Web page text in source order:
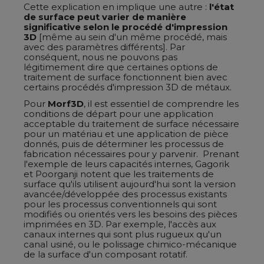
Cette explication en implique une autre : l'état
de surface peut varier de manière
significative selon le procédé d'impression
3D [même au sein d'un même procédé, mais
avec des paramètres différents]. Par
conséquent, nous ne pouvons pas
légitimement dire que certaines options de
traitement de surface fonctionnent bien avec
certains procédés d'impression 3D de métaux.
Pour Morf3D, il est essentiel de comprendre les
conditions de départ pour une application
acceptable du traitement de surface nécessaire
pour un matériau et une application de pièce
donnés, puis de déterminer les processus de
fabrication nécessaires pour y parvenir. Prenant
l'exemple de leurs capacités internes, Gagorik
et Poorganji notent que les traitements de
surface qu'ils utilisent aujourd'hui sont la version
avancée/développée des processus existants
pour les processus conventionnels qui sont
modifiés ou orientés vers les besoins des pièces
imprimées en 3D. Par exemple, l'accès aux
canaux internes qui sont plus rugueux qu'un
canal usiné, ou le polissage chimico-mécanique
de la surface d'un composant rotatif.